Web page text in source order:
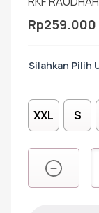
Hijab
Rp259.000
XXL S